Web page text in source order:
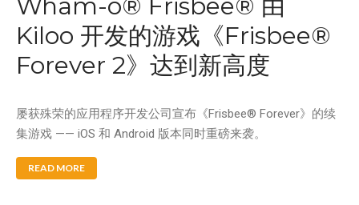
Wham-o® Frisbee® 由
Kiloo 开发的游戏《Frisbee®
Forever 2》达到新高度
屡获殊荣的应用程序开发公司宣布《Frisbee® Forever》的续
集游戏 —— iOS 和 Android 版本同时重磅来袭。
READ MORE